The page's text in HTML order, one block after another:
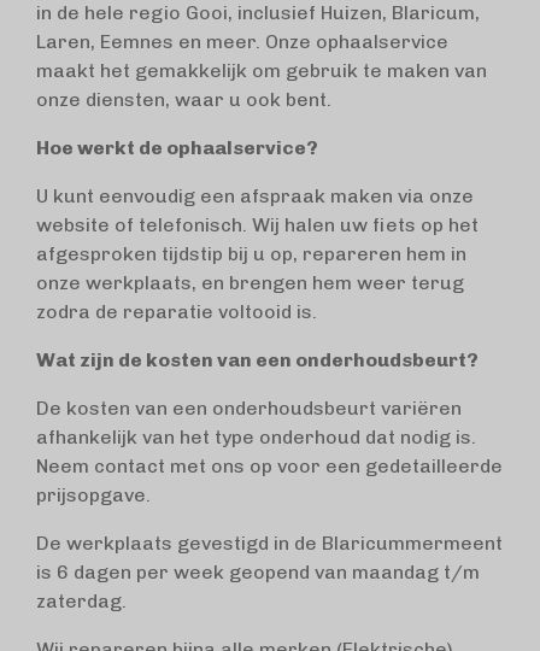
in de hele regio Gooi, inclusief Huizen, Blaricum,
Laren, Eemnes en meer. Onze ophaalservice
maakt het gemakkelijk om gebruik te maken van
onze diensten, waar u ook bent.
Hoe werkt de ophaalservice?
U kunt eenvoudig een afspraak maken via onze
website of telefonisch. Wij halen uw fiets op het
afgesproken tijdstip bij u op, repareren hem in
onze werkplaats, en brengen hem weer terug
zodra de reparatie voltooid is.
Wat zijn de kosten van een onderhoudsbeurt?
De kosten van een onderhoudsbeurt variëren
afhankelijk van het type onderhoud dat nodig is.
Neem contact met ons op voor een gedetailleerde
prijsopgave.
De werkplaats gevestigd in de Blaricummermeent
is 6 dagen per week geopend van maandag t/m
zaterdag.